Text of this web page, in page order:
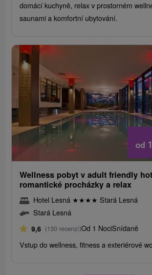
domácí kuchyně, relax v prostorném
saunami a komfortní ubytování.
od
Wellness pobyt v adult friendly
romantické procházky a relax
Hotel Lesná ★★★★ Stará Lesná
Stará Lesná
9,6 (130 recenzí)Od 1 NociSnídaně
Vstup do wellness, fitness a exteriérové